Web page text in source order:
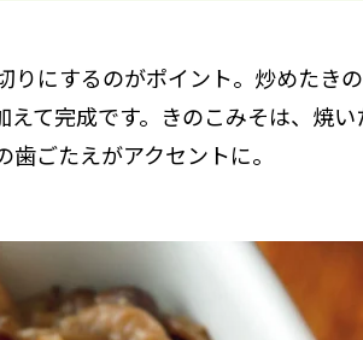
りにするのがポイント。炒めたき
て完成です。きのこみそは、焼い
ごたえがアクセントに。